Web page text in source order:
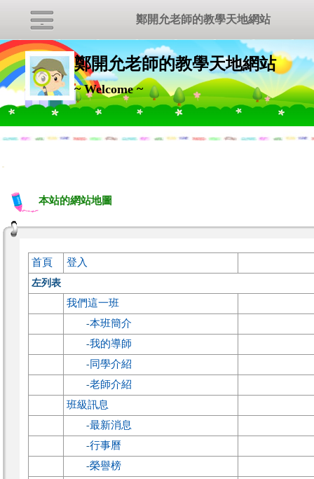
鄭開允老師的教學天地網站
~ Welcome ~
:::
本站的網站地圖
首頁 登入
左列表
我們這一班
-本班簡介
-我的導師
-同學介紹
-老師介紹
班級訊息
-最新消息
-行事曆
-榮譽榜
鄭開允老師的教學天地網站